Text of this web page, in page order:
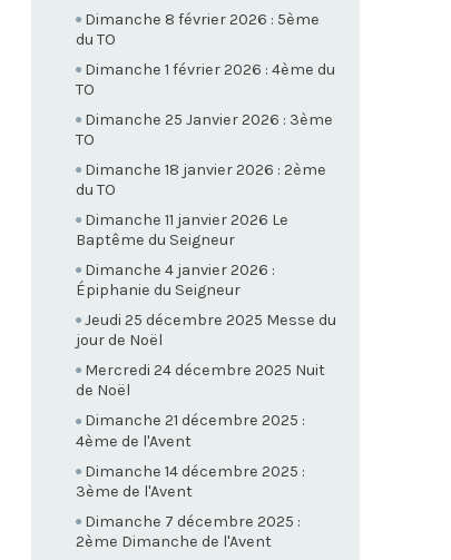
Dimanche 8 février 2026 : 5ème
du TO
Dimanche 1 février 2026 : 4ème du
TO
Dimanche 25 Janvier 2026 : 3ème
TO
Dimanche 18 janvier 2026 : 2ème
du TO
Dimanche 11 janvier 2026 Le
Baptême du Seigneur
Dimanche 4 janvier 2026 :
Épiphanie du Seigneur
Jeudi 25 décembre 2025 Messe du
jour de Noël
Mercredi 24 décembre 2025 Nuit
de Noël
Dimanche 21 décembre 2025 :
4ème de l'Avent
Dimanche 14 décembre 2025 :
3ème de l'Avent
Dimanche 7 décembre 2025 :
2ème Dimanche de l'Avent